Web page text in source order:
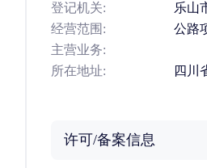
登记机关:
乐山
经营范围:
公路
主营业务:
所在地址:
四川
许可/备案信息